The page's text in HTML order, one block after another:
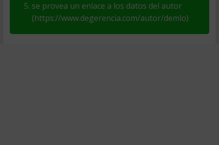
se provea un enlace a los datos del autor
(https://www.degerencia.com/autor/demlo)